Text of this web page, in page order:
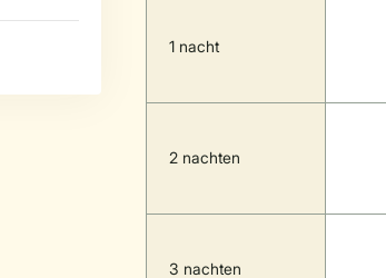
1 nacht
2 nachten
3 nachten